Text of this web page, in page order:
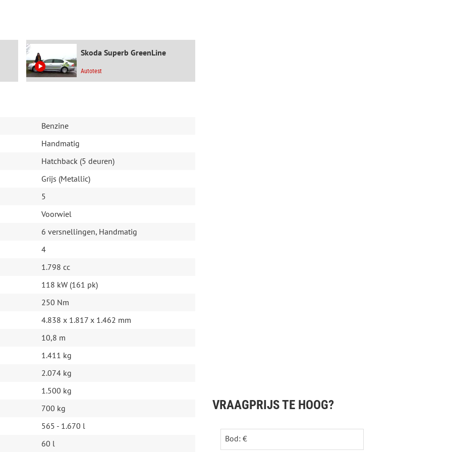
internetsite zo accuraat en actueel mogelijk weer
op geen enkele wijze rechten worden ontleend.
of andere opties is uiteraard bespreekbaar. Al onze
met Niels van Baal Tel: 06-19 59 33 65 of kom
Skoda Superb GreenLine
Autotest
Benzine
Handmatig
Hatchback (5 deuren)
Grijs (Metallic)
5
Voorwiel
6 versnellingen, Handmatig
4
1.798 cc
118 kW (161 pk)
250 Nm
4.838 x 1.817 x 1.462 mm
10,8 m
1.411 kg
2.074 kg
1.500 kg
700 kg
565 - 1.670 l
60 l
VRAAGPRIJS TE HOOG?
Bod: €